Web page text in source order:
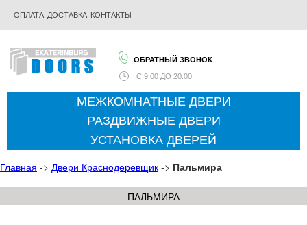
ОПЛАТА ДОСТАВКА КОНТАКТЫ
ОБРАТНЫЙ ЗВОНОК
С 9:00 ДО 20:00
МЕЖКОМНАТНЫЕ ДВЕРИ
РАЗДВИЖНЫЕ ДВЕРИ
УСТАНОВКА ДВЕРЕЙ
Главная -> Двери Краснодеревщик -> Пальмира
ПАЛЬМИРА